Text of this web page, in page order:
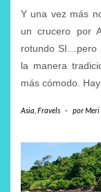
Y una vez más
un crucero
rotundo SI…pero
la manera
más cómodo.
Asia Fravels - porMeri